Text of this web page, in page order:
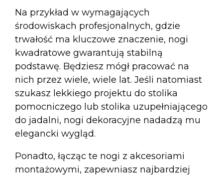
Na przykład w wymagających
środowiskach profesjonalnych, gdzie
trwałość ma kluczowe znaczenie, nogi
kwadratowe gwarantują stabilną
podstawę. Będziesz mógł pracować na
nich przez wiele, wiele lat. Jeśli natomiast
szukasz lekkiego projektu do stolika
pomocniczego lub stolika uzupełniającego
do jadalni, nogi dekoracyjne nadadzą mu
elegancki wygląd.
Ponadto, łącząc te nogi z akcesoriami
montażowymi, zapewniasz najbardziej